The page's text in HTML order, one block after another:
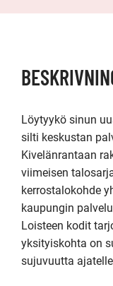
Löytyykö sinun
silti keskustan
Kivelänrantaan
viimeisen
kerrostalokohde
kaupungin
Loisteen kodit
yksityiskohta on
sujuvuutta